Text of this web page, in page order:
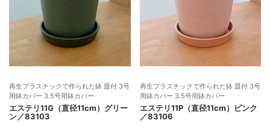
再生プラスチックで作られた鉢 皿付 3号
用鉢カバー 3.5号用鉢カバー
エステリ11G（直径11cm）グリー
ン／83103
再生プラスチックで作られた鉢 皿付 3号
用鉢カバー 3.5号用鉢カバー
エステリ11P（直径11cm）ピンク
／83106